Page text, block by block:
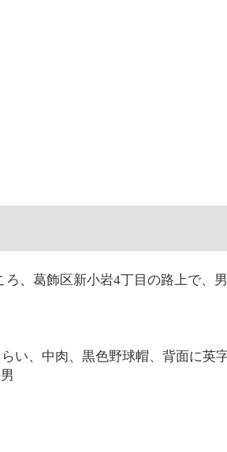
ろ、葛飾区新小岩4丁目の路上で、
い、中肉、黒色野球帽、背面に英